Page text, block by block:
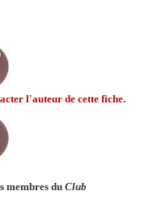
l'auteur de cette fiche.
membres du Club